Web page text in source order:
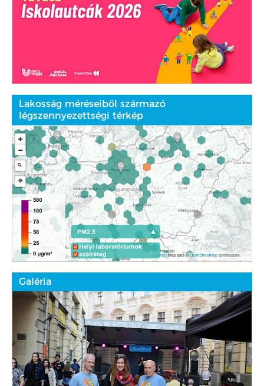
Lakosság méréseiből származó
légszennyezettségi térkép
Galéria